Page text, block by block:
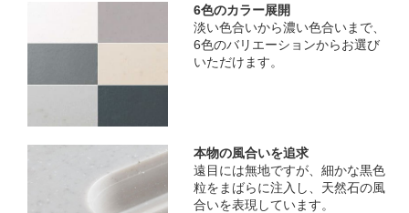
6色のカラー展開
淡い色合いから濃い色合いまで、
6色のバリエーションからお選び
いただけます。
本物の風合いを追求
遠目には無地ですが、細かな黒色
粒をまばらに注入し、天然石の風
合いを表現しています。